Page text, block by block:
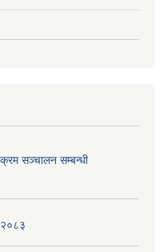
सञ्चालन सम्बन्धी
२०८३